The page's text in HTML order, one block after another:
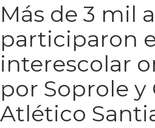
Más de 3 mil
participaron
interescolar
por Soprole y
Atlético